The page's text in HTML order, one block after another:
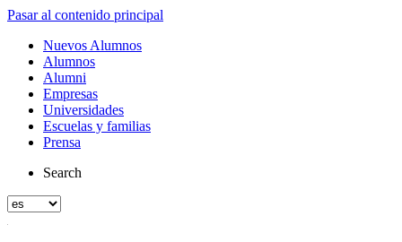
Pasar al contenido principal
Nuevos Alumnos
Alumnos
Alumni
Empresas
Universidades
Escuelas y familias
Prensa
Search